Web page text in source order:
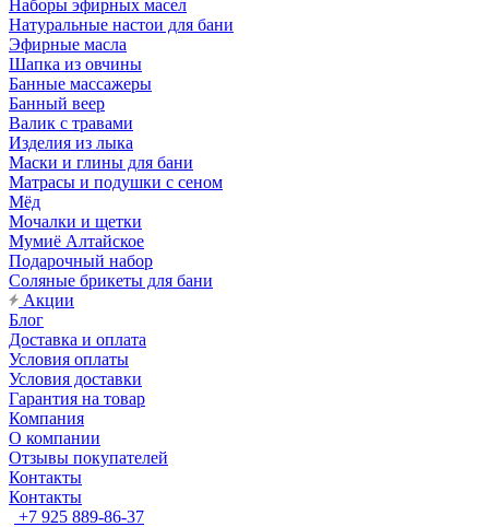
Наборы эфирных масел
Натуральные настои для бани
Эфирные масла
Шапка из овчины
Банные массажеры
Банный веер
Валик с травами
Изделия из лыка
Маски и глины для бани
Матрасы и подушки с сеном
Мёд
Мочалки и щетки
Мумиё Алтайское
Подарочный набор
Соляные брикеты для бани
Акции
Блог
Доставка и оплата
Условия оплаты
Условия доставки
Гарантия на товар
Компания
О компании
Отзывы покупателей
Контакты
Контакты
+7 925 889-86-37